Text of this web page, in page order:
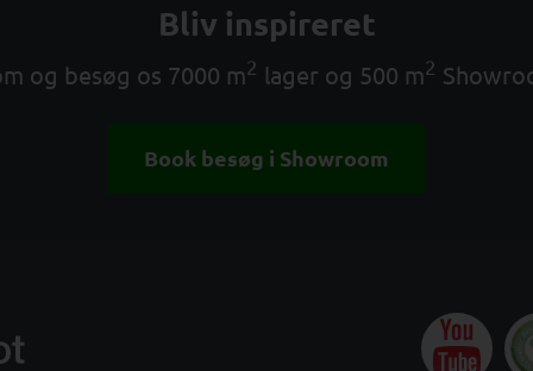
Bliv inspireret
og besøg os 7000 m2 lager og 500 m2
Book besøg i Showroom